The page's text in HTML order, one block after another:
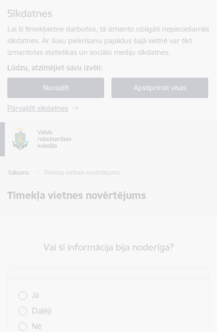
Sīkdatnes
Lai šī tīmekļvietne darbotos, tā izmanto obligāti nepieciešamās
sīkdatnes. Ar Jūsu piekrišanu papildus šajā vietnē var tikt
izmantotas statistikas un sociālo mediju sīkdatnes.
Lūdzu, atzīmējiet savu izvēli:
Noraidīt Apstiprināt visas
Pārvaldīt sīkdatnes
Sākums Tīmekļa vietnes novērtējums
Tīmekļa vietnes novērtējums
Vai šī informācija bija noderīga?
Jā
Daļēji
Nē